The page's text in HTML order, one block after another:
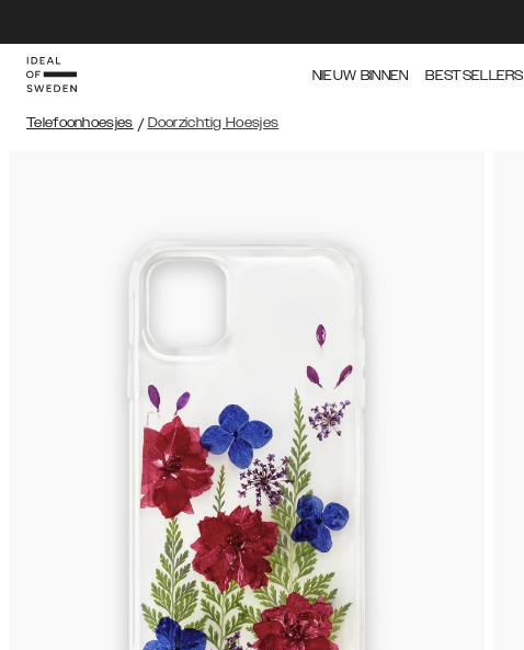
NIEUW BINNEN BESTSELLERS
Telefoonhoesjes / Doorzichtig Hoesjes